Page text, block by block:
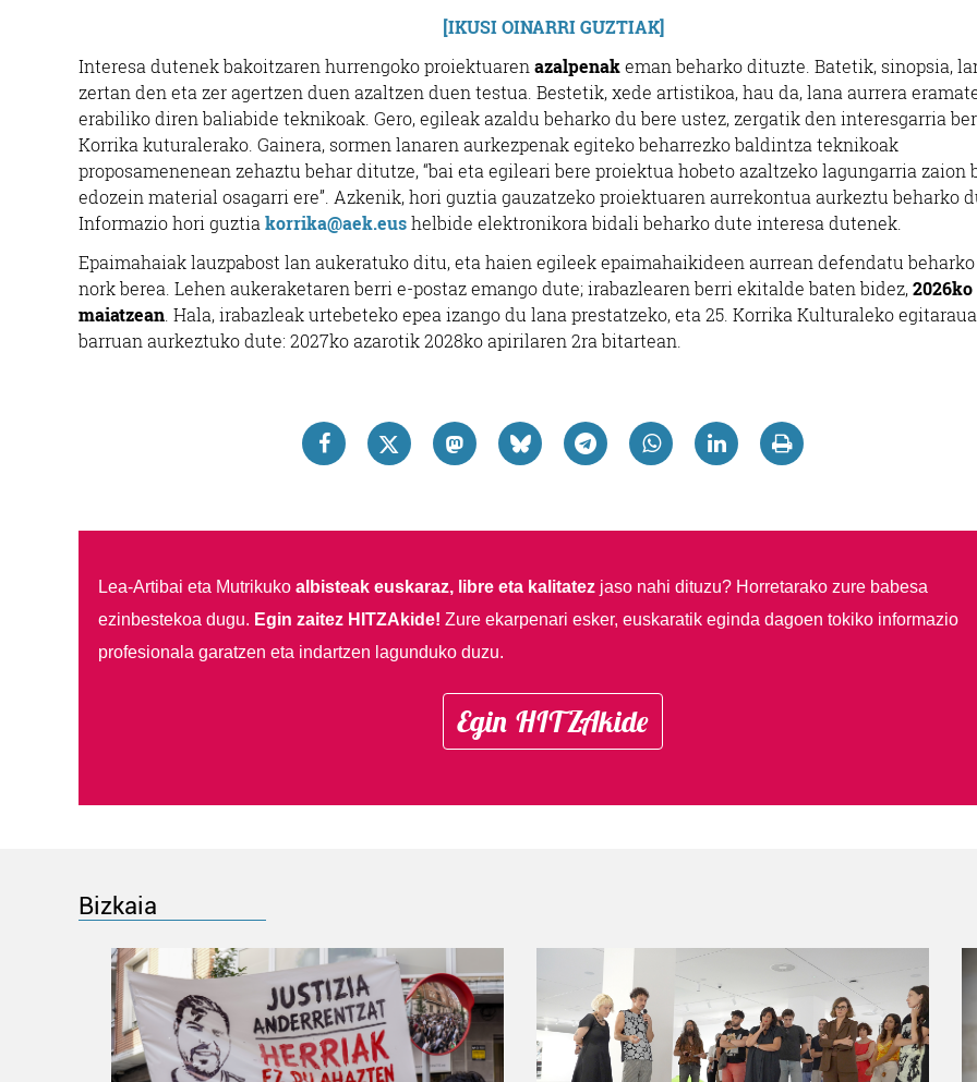
[IKUSI OINARRI GUZTIAK]
Interesa dutenek bakoitzaren hurrengoko proiektuaren azalpenakeman beharko dituzte. Batetik, sinopsia,
zertan den eta zer agertzen duen azaltzen duen testua. Bestetik, xede artistikoa, hau da, lana aurrera
erabiliko diren baliabide teknikoak. Gero, egileak azaldu beharko du bere ustez, zergatik den interesgarria
Korrika kuturalerako. Gainera, sormen lanaren aurkezpenak egiteko beharrezko baldintza teknikoak
proposamenenean zehaztu behar ditutze, “bai eta egileari bere proiektua hobeto azaltzeko lagungarria zaion
edozein material osagarri ere”. Azkenik, hori guztia gauzatzeko proiektuaren aurrekontua aurkeztu beharko
Informazio hori guztia korrika@aek.eushelbide elektronikora bidali beharko dute interesa dutenek.
Epaimahaiak lauzpabost lan aukeratuko ditu, eta haien egileek epaimahaikideen aurrean defendatu
nork berea. Lehen aukeraketaren berri e-postaz emango dute; irabazlearen berri ekitalde baten bidez,2026ko
maiatzean . Hala, irabazleak urtebeteko epea izango du lana prestatzeko, eta 25. Korrika Kulturaleko
barruan aurkeztuko dute: 2027ko azarotik 2028ko apirilaren 2ra bitartean.
Lea-Artibai eta Mutrikuko albisteak euskaraz, libre eta kalitatezjaso nahi dituzu? Horretarako zure babesa
ezinbestekoa dugu. Egin zaitez HITZAkide! Zure ekarpenari esker, euskaratik eginda dagoen tokiko informazio
profesionala garatzen eta indartzen lagunduko duzu.
Egin HITZAkide
Bizkaia